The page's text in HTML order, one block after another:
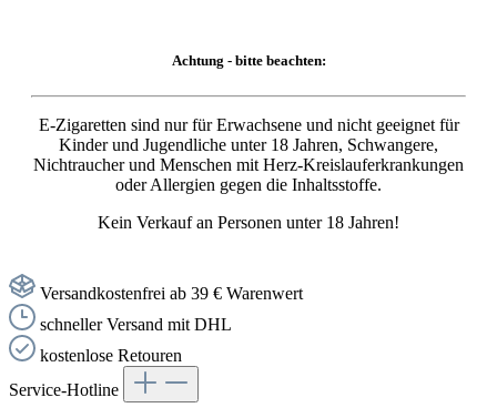
Achtung - bitte beachten:
E-Zigaretten sind nur für Erwachsene und nicht geeignet für
Kinder und Jugendliche unter 18 Jahren, Schwangere,
Nichtraucher und Menschen mit Herz-Kreislauferkrankungen
oder Allergien gegen die Inhaltsstoffe.
Kein Verkauf an Personen unter 18 Jahren!
Versandkostenfrei ab 39 € Warenwert
schneller Versand mit DHL
kostenlose Retouren
Service-Hotline